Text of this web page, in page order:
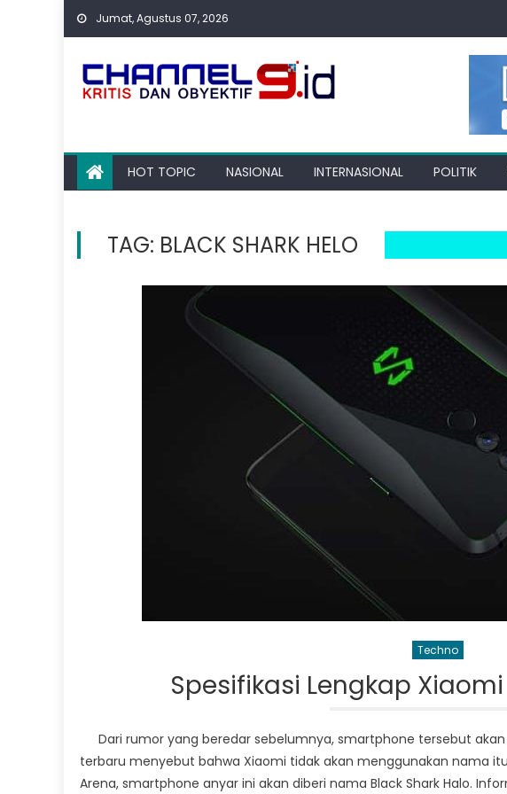
Skip
Jumat, Agustus 07, 2026
HOT TOPIC NASIONAL INTERNASIONAL POLITIK
TAG: BLACK SHARK HELO
Techno
Spesifikasi Lengkap
Dari rumor yang beredar sebelumnya, smartphone tersebut
terbaru menyebut bahwa Xiaomi tidak akan menggunakan nama
Arena, smartphone anyar ini akan diberi nama Black Shark Halo.